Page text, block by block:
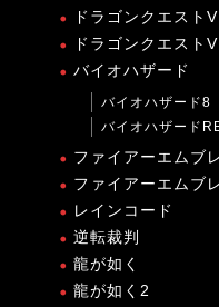
ドラゴンクエスト
ドラゴンクエスト
バイオハザード
バイオハザード8
バイオハザード
ファイアーエムブ
ファイアーエムブ
レインコード
逆転裁判
龍が如く
龍が如く2